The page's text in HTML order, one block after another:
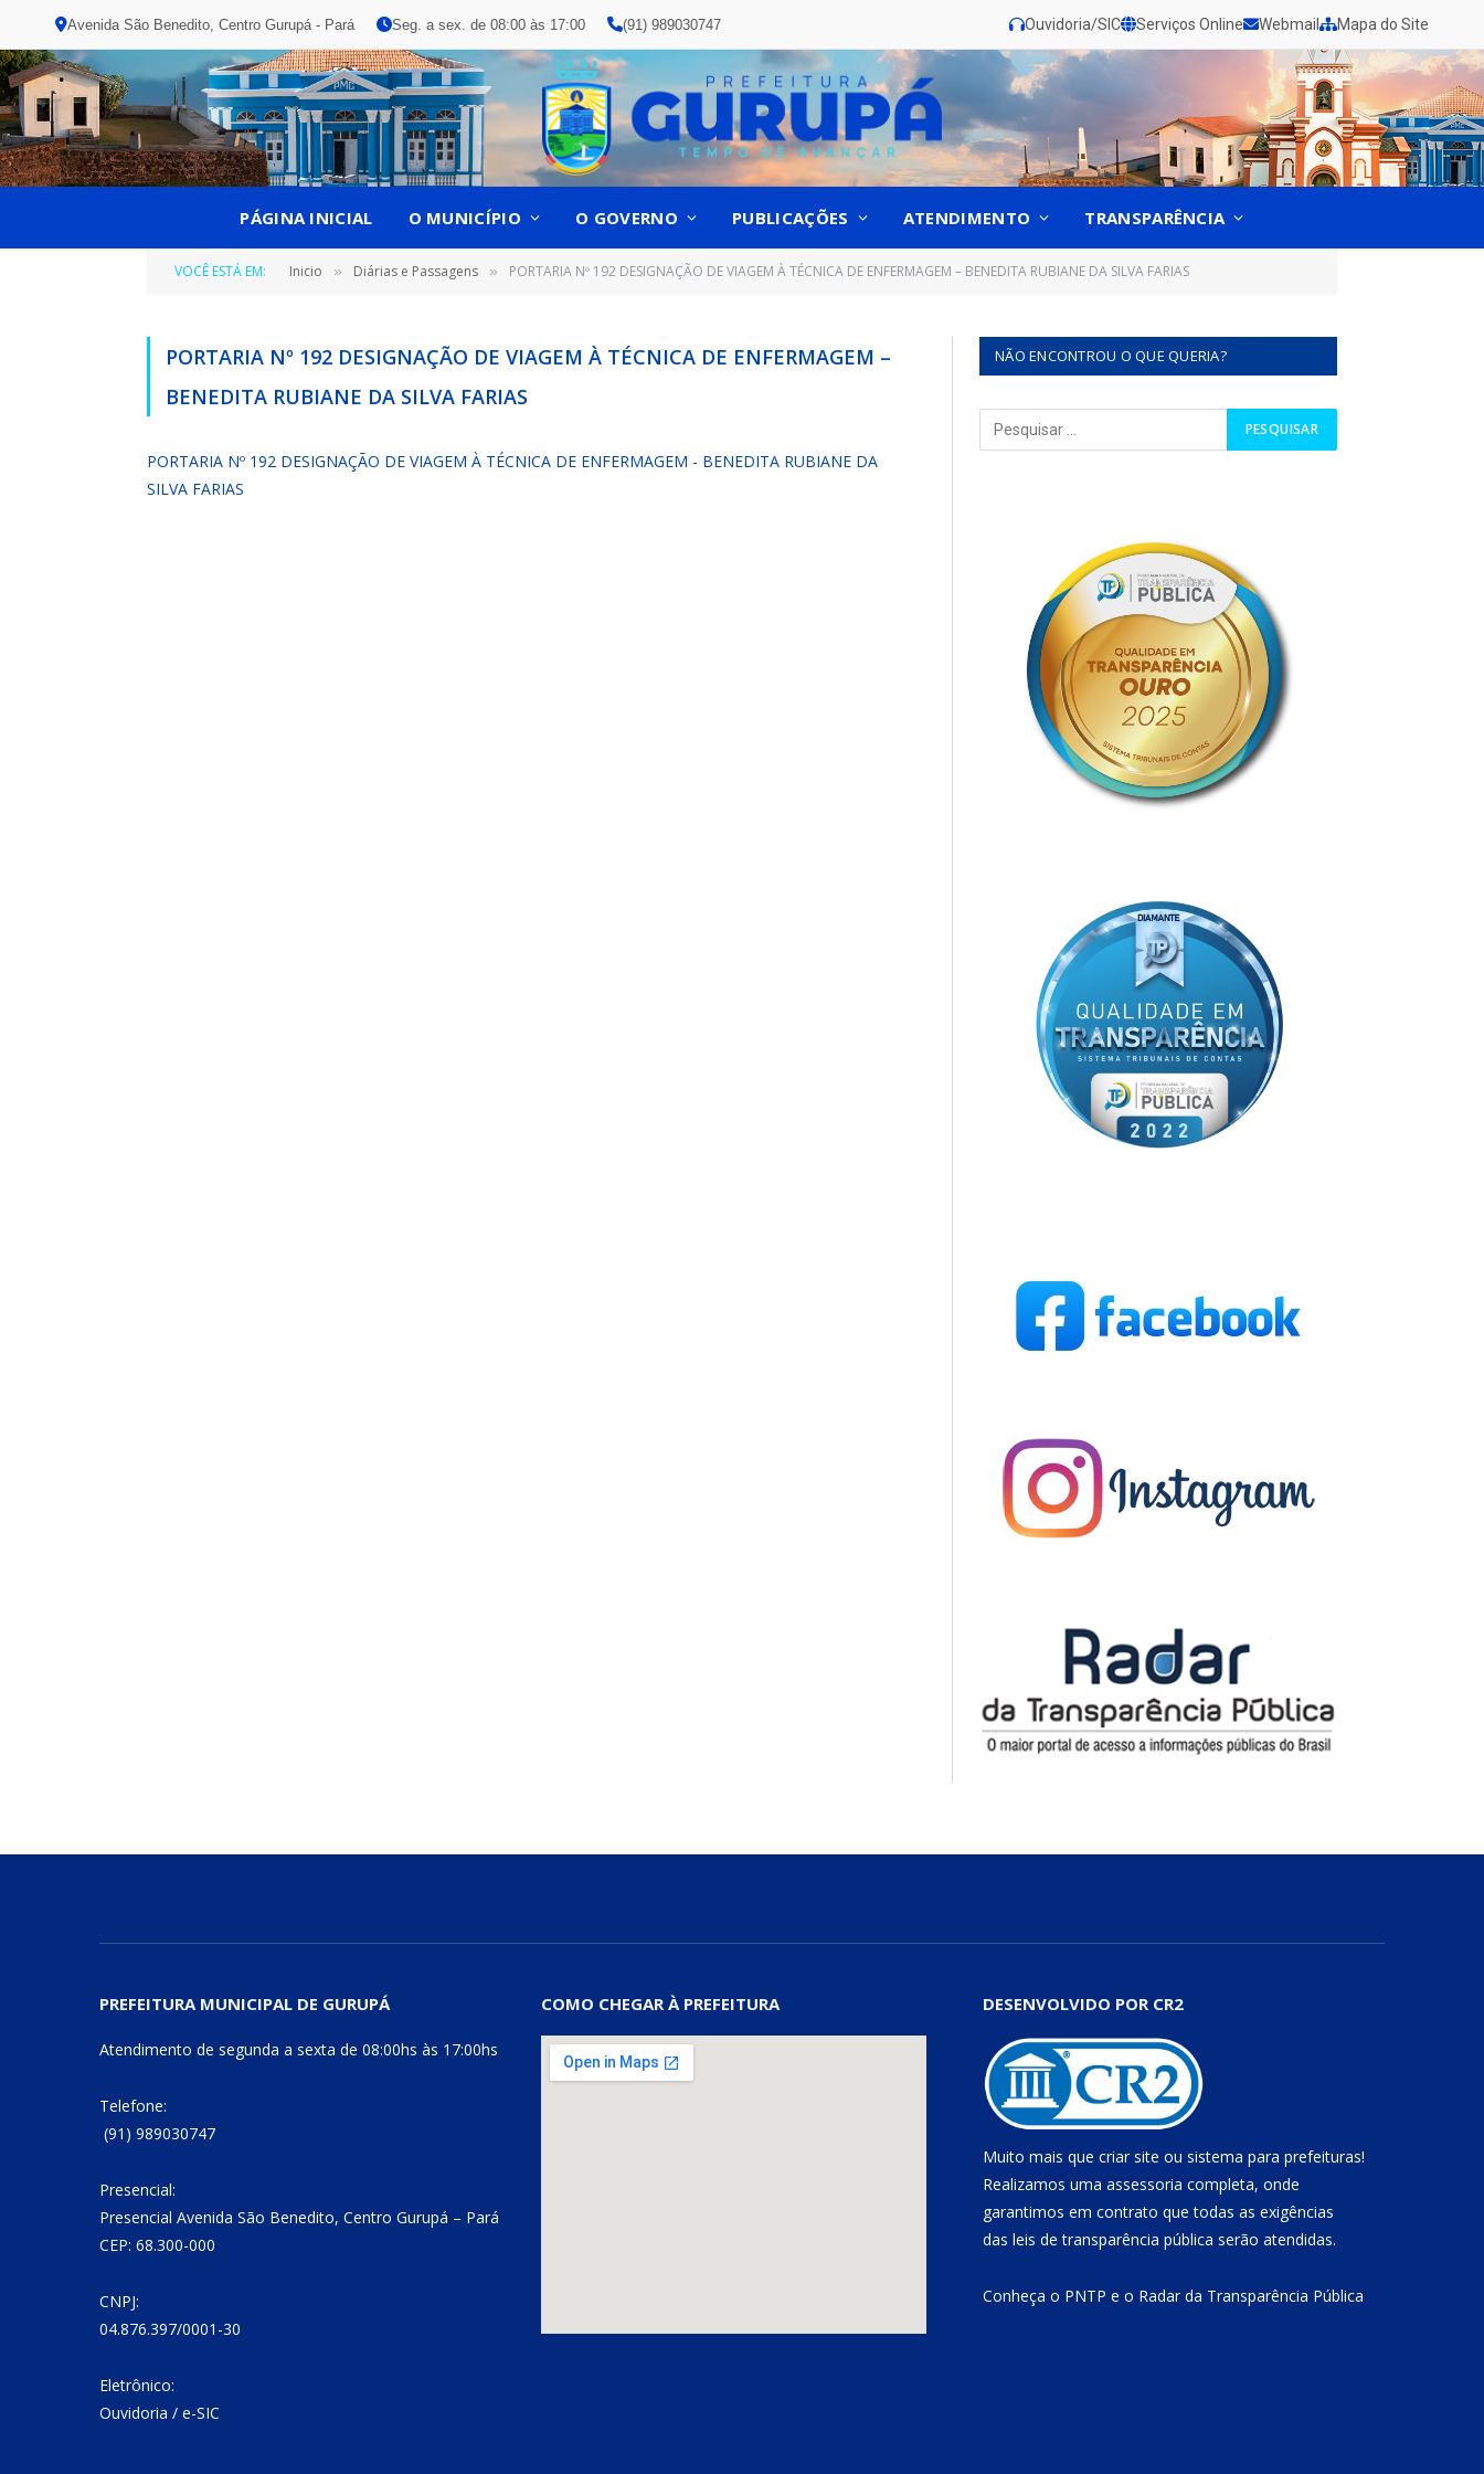
Avenida São Benedito, Centro Gurupá - Pará Seg. a sex. de 08:00 às 17:00 (91) 989030747 Ouvidoria/SIC Serviços Online Webmail Mapa do Site
PÁGINA INICIAL O MUNICÍPIO O GOVERNO PUBLICAÇÕES ATENDIMENTO TRANSPARÊNCIA
VOCÊ ESTÁ EM: Inicio » Diárias e Passagens » PORTARIA Nº 192 DESIGNAÇÃO DE VIAGEM À TÉCNICA DE ENFERMAGEM – BENEDITA RUBIANE DA SILVA FARIAS
PORTARIA Nº 192 DESIGNAÇÃO DE VIAGEM À TÉCNICA DE ENFERMAGEM –
BENEDITA RUBIANE DA SILVA FARIAS
PORTARIA Nº 192 DESIGNAÇÃO DE VIAGEM À TÉCNICA DE ENFERMAGEM - BENEDITA RUBIANE DA
SILVA FARIAS
NÃO ENCONTROU O QUE QUERIA?
PREFEITURA MUNICIPAL DE GURUPÁ
Atendimento de segunda a sexta de 08:00hs às 17:00hs
Telefone:
(91) 989030747
Presencial:
Presencial Avenida São Benedito, Centro Gurupá – Pará
CEP: 68.300-000
CNPJ:
04.876.397/0001-30
Eletrônico:
Ouvidoria / e-SIC
COMO CHEGAR À PREFEITURA DESENVOLVIDO POR CR2
Muito mais que criar site ou sistema para prefeituras!
Realizamos uma assessoria completa, onde
garantimos em contrato que todas as exigências
das leis de transparência pública serão atendidas.
Conheça o PNTP e o Radar da Transparência Pública